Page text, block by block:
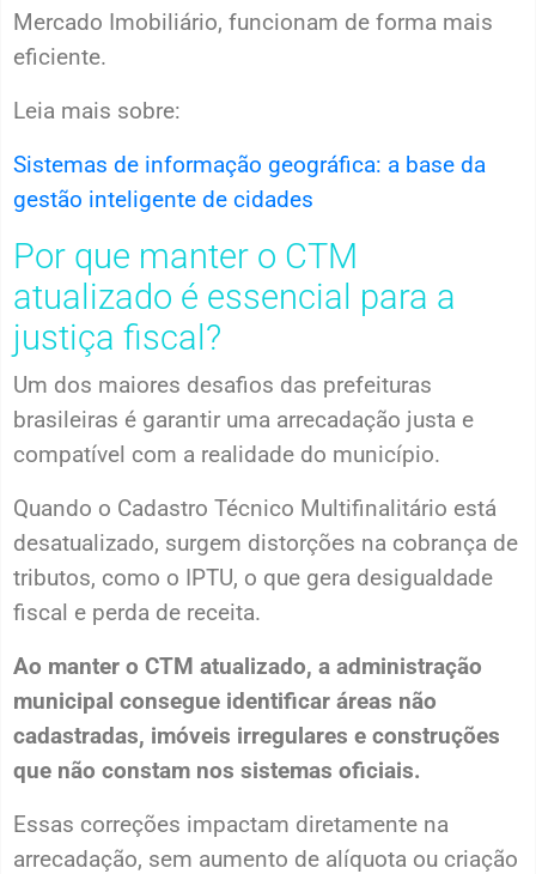
Mercado Imobiliário, funcionam de forma mais
eficiente.
Leia mais sobre:
Sistemas de informação geográfica: a base da
gestão inteligente de cidades
Por que manter o CTM
atualizado é essencial para a
justiça fiscal?
Um dos maiores desafios das prefeituras
brasileiras é garantir uma arrecadação justa e
compatível com a realidade do município.
Quando o Cadastro Técnico Multifinalitário está
desatualizado, surgem distorções na cobrança de
tributos, como o IPTU, o que gera desigualdade
fiscal e perda de receita.
Ao manter o CTM atualizado, a administração
municipal consegue identificar áreas não
cadastradas, imóveis irregulares e construções
que não constam nos sistemas oficiais.
Essas correções impactam diretamente na
arrecadação, sem aumento de alíquota ou criação